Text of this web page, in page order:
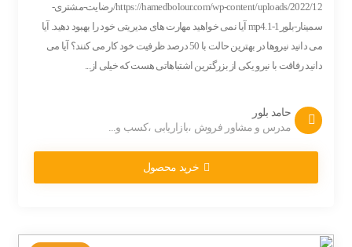
https://hamedbolour.com/wp-content/uploads/2022/12/رضایت-مشتری-
سمینار-بلور1-1.mp4 آیا نمی خواهید مهارت های مدیریتی خود را بهبود دهید. آیا
می دانید نیروها در بهترین حالت با 50 درصد ظرفیت خود کار می کنند؟ آیا می
دانید رفاقت با نیرو یکی از بزرگترین اشتباهاتی هست که خیلی از...
حامد بلور
مدرس و مشاور فروش ،بازاریابی ،کسب و...
خرید محصول